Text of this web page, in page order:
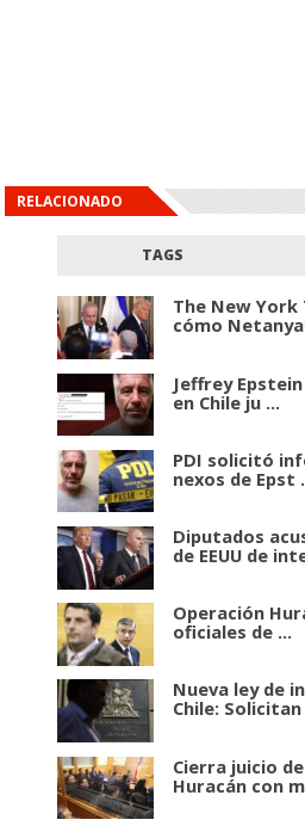
RELACIONADO
TAGS
The New
cómo
Jeffrey
en Chile ju ...
PDI solicitó
nexos de Epst
Diputados
de EEUU de
Operación
oficiales de ...
Nueva ley de
Chile: Solicitan
Cierra juicio
Huracán con